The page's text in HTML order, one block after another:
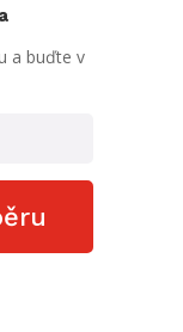
a buďte v